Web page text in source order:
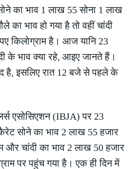
का भाव 1 लाख 55 सोना 1 लाख
का भाव हो गया है तो वहीं चांदी
किलोग्राम है। आज यानि 23
के भाव क्या रहे, आइए जानते हैं।
है, इसलिए रात 12 बजे से पहले के
एसोसिएशन (IBJA) पर 23
सोने का भाव 2 लाख 55 हजार
और चांदी का भाव 2 लाख 50 हजार
पर पहुंच गया है। एक ही दिन में